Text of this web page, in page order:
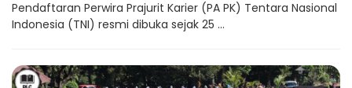
Pendaftaran Perwira Prajurit Karier (PA PK) Tentara Nasional
Indonesia (TNI) resmi dibuka sejak 25 ...